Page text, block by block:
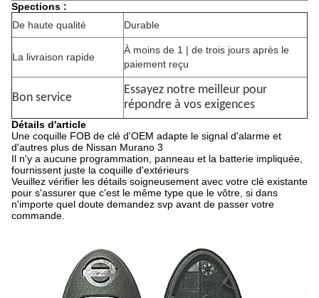
Spections :
De haute qualité
Durable
La livraison rapide
À moins de 1 | de trois jours après le
paiement reçu
Bon service
Essayez notre meilleur pour
répondre à vos exigences
Détails d'article
Une coquille FOB de clé d'OEM adapte le signal d'alarme et
d'autres plus de Nissan Murano 3
Il n'y a aucune programmation, panneau et la batterie impliquée,
fournissent juste la coquille d'extérieurs
Veuillez vérifier les détails soigneusement avec votre clé existante
pour s'assurer que c'est le même type que le vôtre, si dans
n'importe quel doute demandez svp avant de passer votre
commande.